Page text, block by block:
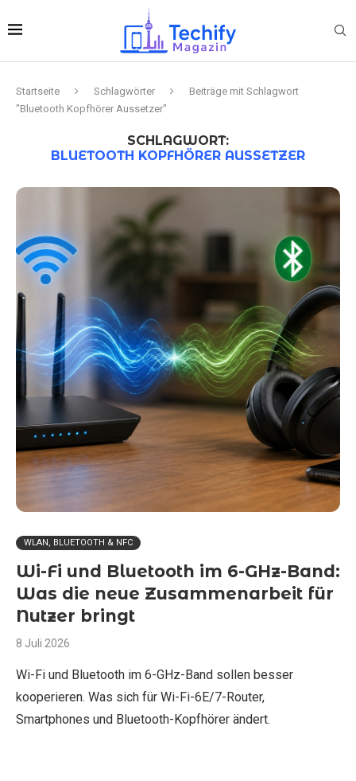
Startseite Schlagwörter
Beiträge mit Schlagwort
"Bluetooth Kopfhörer Aussetzer"
SCHLAGWORT:
BLUETOOTH KOPFHÖRER AUSSETZER
WLAN, BLUETOOTH & NFC
Wi-Fi und Bluetooth im 6-GHz-Band:
Was die neue Zusammenarbeit für
Nutzer bringt
8 Juli 2026
Wi-Fi und Bluetooth im 6-GHz-Band sollen besser
kooperieren. Was sich für Wi-Fi-6E/7-Router,
Smartphones und Bluetooth-Kopfhörer ändert.